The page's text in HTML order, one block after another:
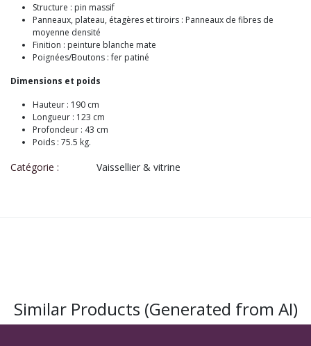
Structure : pin massif
Panneaux, plateau, étagères et tiroirs : Panneaux de fibres de
moyenne densité
Finition : peinture blanche mate
Poignées/Boutons : fer patiné
Dimensions et poids
Hauteur : 190 cm
Longueur : 123 cm
Profondeur : 43 cm
Poids : 75.5 kg.
Catégorie : Vaissellier & vitrine
Similar Products (Generated from AI)